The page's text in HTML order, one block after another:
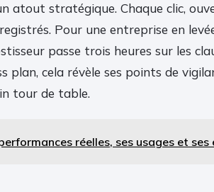
atout stratégique. Chaque clic,
Pour une entreprise en
passe trois heures sur les
plan, cela révèle ses points de
tour de table.
réelles, ses usages et